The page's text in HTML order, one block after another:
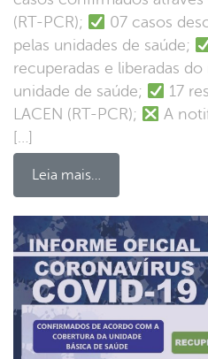
(RT-PCR);
07 casos
pelas unidades de saúde;
recuperadas e liberadas
unidade de saúde;
17
LACEN (RT-PCR);
A
[…]
Leia mais…